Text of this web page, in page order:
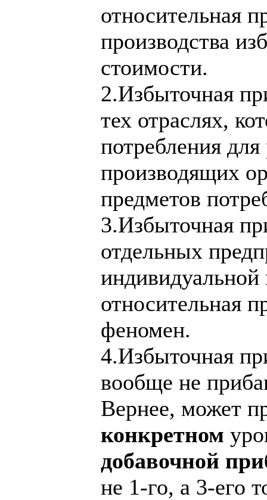
относительная
производства
стоимости.
2.Избыточная
тех отраслях,
потребления
производящих
предметов
3.Избыточная
отдельных
относительная
феномен.
4.Избыточная
вообще не
Вернее, может
конкретном
добавочной
не 1-го, а 3-его